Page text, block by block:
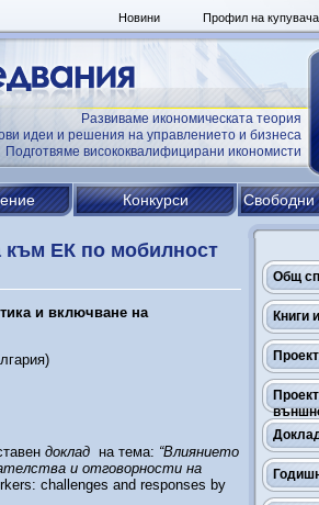
Профил на купувача
Новини
Развиваме икономическата теория
идеи и решения на управлението и бизнеса
Подготвяме висококвалифицирани икономисти
Конкурси Свободни
Общ
Книги
към ЕК по мобилност
и включване на
доклад на тема: “Влиянието
и отговорности на
challenges and responses by